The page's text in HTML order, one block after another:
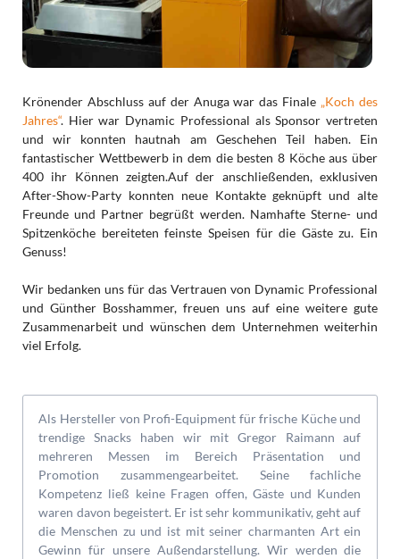
Krönender Abschluss auf der Anuga war das Finale „Koch des
Jahres“. Hier war Dynamic Professional als Sponsor vertreten
und wir konnten hautnah am Geschehen Teil haben. Ein
fantastischer Wettbewerb in dem die besten 8 Köche aus über
400 ihr Können zeigten.Auf der anschließenden, exklusiven
After-Show-Party konnten neue Kontakte geknüpft und alte
Freunde und Partner begrüßt werden. Namhafte Sterne- und
Spitzenköche bereiteten feinste Speisen für die Gäste zu. Ein
Genuss!
Wir bedanken uns für das Vertrauen von Dynamic Professional
und Günther Bosshammer, freuen uns auf eine weitere gute
Zusammenarbeit und wünschen dem Unternehmen weiterhin
viel Erfolg.
Als Hersteller von Profi-Equipment für frische Küche und
trendige Snacks haben wir mit Gregor Raimann auf
mehreren Messen im Bereich Präsentation und
Promotion zusammengearbeitet. Seine fachliche
Kompetenz ließ keine Fragen offen, Gäste und Kunden
waren davon begeistert. Er ist sehr kommunikativ, geht auf
die Menschen zu und ist mit seiner charmanten Art ein
Gewinn für unsere Außendarstellung. Wir werden die